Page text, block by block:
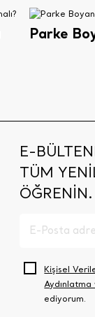
Parke
E-
TÜM
ÖĞRENİN.
Kişisel
Aydınlatma
ediyorum.